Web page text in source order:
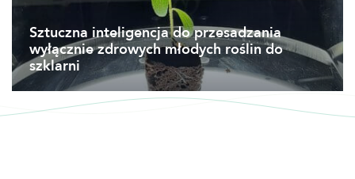
Sztuczna inteligencja do przesadzania
wyłącznie zdrowych młodych roślin do
szklarni